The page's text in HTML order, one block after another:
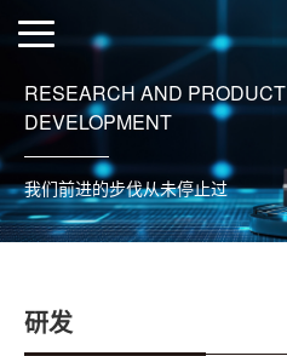
RESEARCH AND PRODUCT
DEVELOPMENT
我们前进的步伐从未停止过
研发